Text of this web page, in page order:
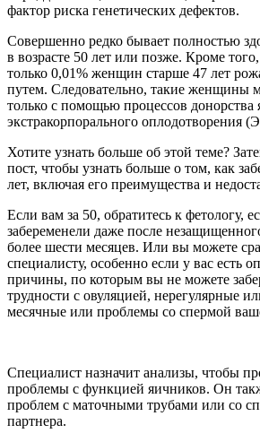
фактор риска генетических дефектов.
Совершенно редко бывает полностью
в возрасте 50 лет или позже. Кроме
только 0,01% женщин старше 47 лет
путем. Следовательно, такие женщины
только с помощью процессов донорства
экстракорпорального оплодотворения
Хотите узнать больше об этой теме?
пост, чтобы узнать больше о том, как
лет, включая его преимущества и
Если вам за 50, обратитесь к фетологу,
забеременели даже после
более шести месяцев. Или вы можете
специалисту, особенно если у вас есть
причины, по которым вы не можете
трудности с овуляцией, нерегулярные
месячные или проблемы со спермой
Специалист назначит анализы, чтобы
проблемы с функцией яичников. Он
проблем с маточными трубами или со
партнера.